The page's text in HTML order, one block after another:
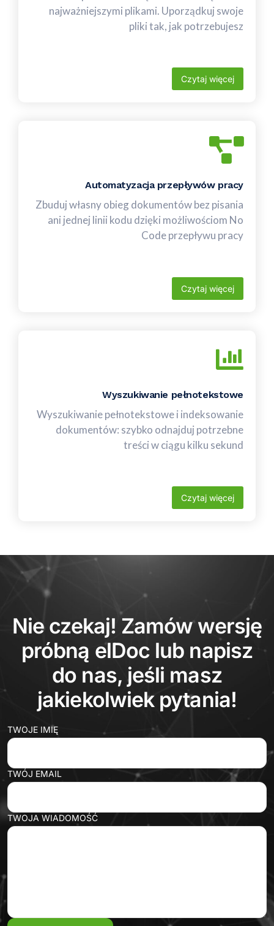
najważniejszymi plikami. Uporządkuj swoje
pliki tak, jak potrzebujesz
Czytaj więcej
Automatyzacja przepływów pracy
Zbuduj własny obieg dokumentów bez pisania
ani jednej linii kodu dzięki możliwościom No
Code przepływu pracy
Czytaj więcej
Wyszukiwanie pełnotekstowe
Wyszukiwanie pełnotekstowe i indeksowanie
dokumentów: szybko odnajduj potrzebne
treści w ciągu kilku sekund
Czytaj więcej
Nie czekaj! Zamów wersję
próbną elDoc lub napisz
do nas, jeśli masz
jakiekolwiek pytania!
TWOJE IMIĘ
TWÓJ EMAIL
TWOJA WIADOMOŚĆ